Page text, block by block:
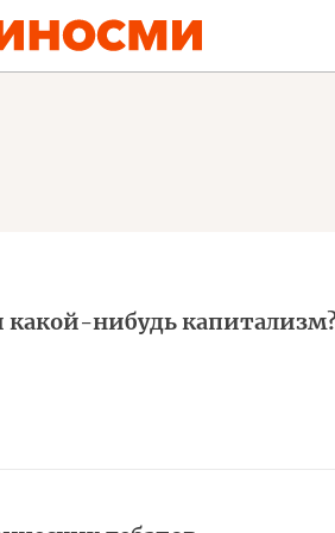
нибудь